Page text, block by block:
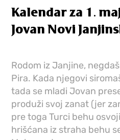
Kalendar za 1.
Jovan Novi
Rodom iz Janjine,
Pira. Kada njegovi
tada se mladi Jovan
produži svoj zanat (jer
pre toga Turci behu
hrišćana iz straha behu